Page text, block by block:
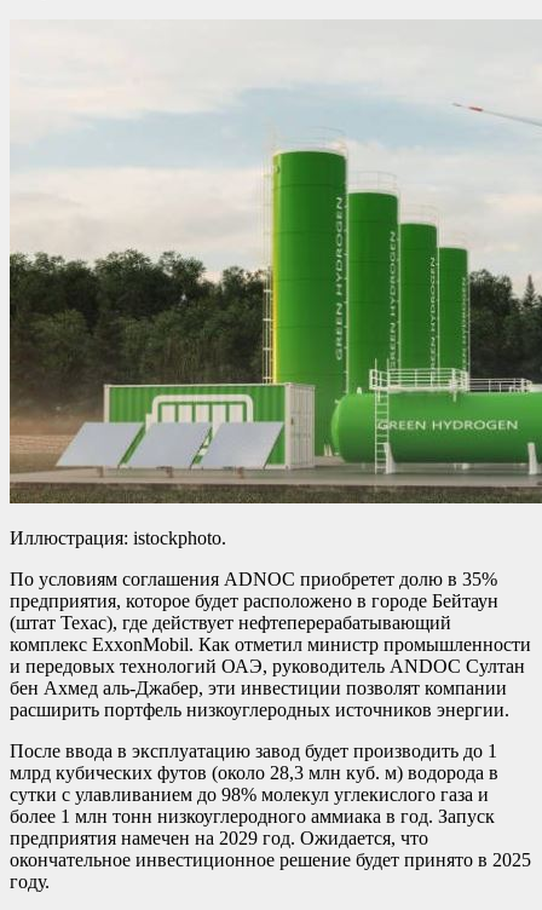
Иллюстрация: istockphoto.
По условиям соглашения ADNOC приобретет долю в 35%
предприятия, которое будет расположено в городе Бейтаун
(штат Техас), где действует нефтеперерабатывающий
комплекс ExxonMobil. Как отметил министр промышленности
и передовых технологий ОАЭ, руководитель ANDOC Султан
бен Ахмед аль-Джабер, эти инвестиции позволят компании
расширить портфель низкоуглеродных источников энергии.
После ввода в эксплуатацию завод будет производить до 1
млрд кубических футов (около 28,3 млн куб. м) водорода в
сутки с улавливанием до 98% молекул углекислого газа и
более 1 млн тонн низкоуглеродного аммиака в год. Запуск
предприятия намечен на 2029 год. Ожидается, что
окончательное инвестиционное решение будет принято в 2025
году.